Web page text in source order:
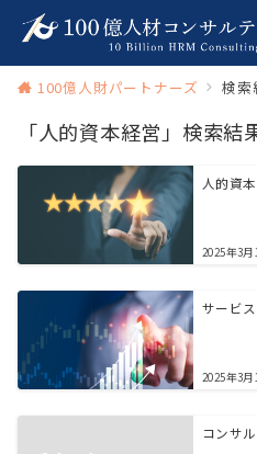
100億人財パートナーズ 検索
「人的資本経営」検索結
人的資
2025年3月
サービ
2025年3月
コンサ